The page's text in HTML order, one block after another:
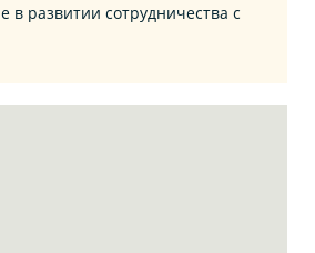
в развитии сотрудничества с